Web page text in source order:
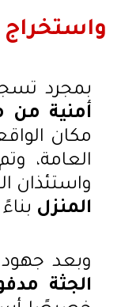
واستخراج
بمجرد
أمنية
مكان
العامة،
واستئذان
المنزل
وبعد جهود
الجثة